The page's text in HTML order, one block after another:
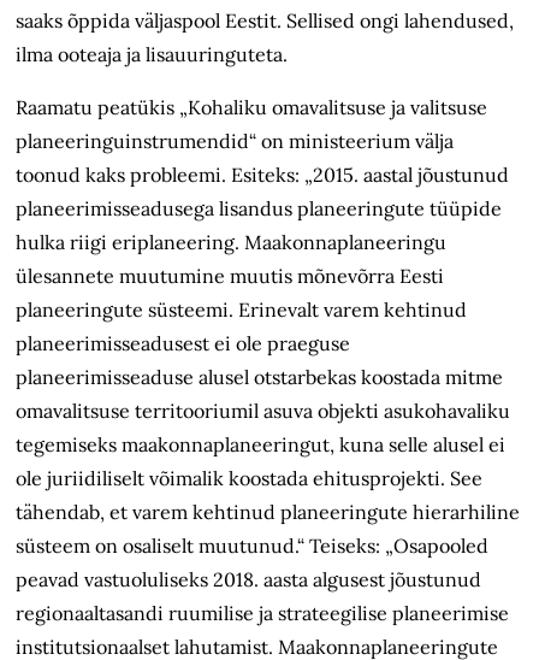
saaks õppida väljaspool Eestit. Sellised ongi lahendused,
ilma ooteaja ja lisauuringuteta.
Raamatu peatükis „Kohaliku omavalitsuse ja valitsuse
planeeringuinstrumendid“ on ministeerium välja
toonud kaks probleemi. Esiteks: „2015. aastal jõustunud
planeerimisseadusega lisandus planeeringute tüüpide
hulka riigi eriplaneering. Maakonnaplaneeringu
ülesannete muutumine muutis mõnevõrra Eesti
planeeringute süsteemi. Erinevalt varem kehtinud
planeerimis­seadusest ei ole praeguse
planeerimisseaduse alusel otstarbekas koostada mitme
omavalitsuse territooriumil asuva objekti asukohavaliku
tegemiseks maakonnaplaneeringut, kuna selle alusel ei
ole juriidiliselt võimalik koostada ehitusprojekti. See
tähendab, et varem kehtinud planeeringute hierarhiline
süsteem on osaliselt muutunud.“ Teiseks: „Osapooled
peavad vastuoluliseks 2018. aasta algusest jõustunud
regionaaltasandi ruumilise ja strateegilise planeeri­mise
institutsionaalset lahutamist. Maakonnaplaneeringute